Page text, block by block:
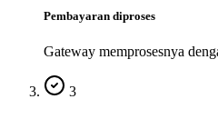
Pembayaran diproses
Gateway memprosesnya
3